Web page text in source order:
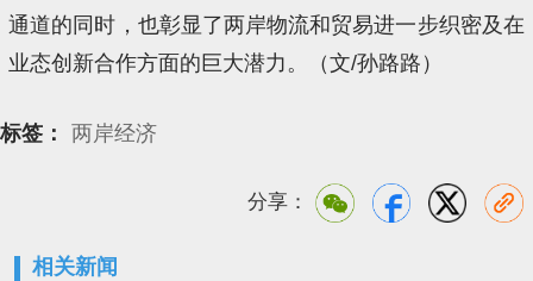
通道的同时，也彰显了两岸物流和贸易进一步织密及在
业态创新合作方面的巨大潜力。（文/孙路路）
标签： 两岸经济
分享：
相关新闻